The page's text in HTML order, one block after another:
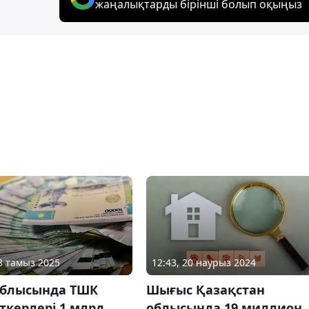
жаңалықтарды бірінші болып оқыңыз
тамыз 2025
ТШК
12:43, 20 наурыз 2024
Шығыс Қазақстан